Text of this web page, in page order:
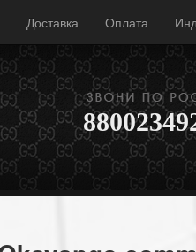
Доставка Оплата